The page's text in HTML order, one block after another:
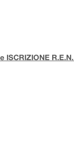
ISCRIZIONE R.E.N.